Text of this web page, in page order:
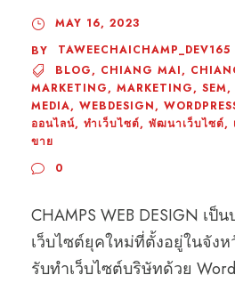
MAY 16, 2023
BY
TAWEECHAICHAMP_DEV165
BLOG, CHIANG MAI,
MARKETING, MARKETING, SEM,
MEDIA, WEBDESIGN,
ออนไลน์, ทำเว็บไซต์, พัฒนาเว็บไซต์,
ขาย
0
CHAMPS WEB DESIGN เ
เว็บไซต์ยุคใหม่ที่ตั้งอยู่ในจัง
รับทำเว็บไซต์บริษัทด้วย